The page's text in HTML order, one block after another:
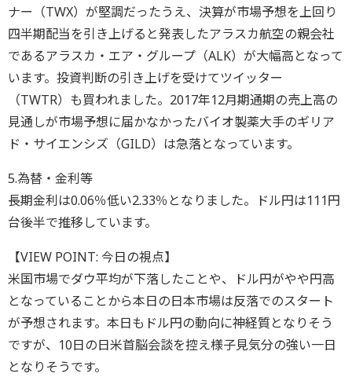
ナー（TWX）が堅調だったうえ、決算が市場予想を上回り
四半期配当を引き上げると発表したアラスカ航空の親会社
であるアラスカ・エア・グループ（ALK）が大幅高となって
います。投資判断の引き上げを受けてツイッター
（TWTR）も買われました。2017年12月期通期の売上高の
見通しが市場予想に届かなかったバイオ製薬大手のギリア
ド・サイエンシズ（GILD）は急落となっています。
5.為替・金利等
長期金利は0.06％低い2.33％となりました。ドル円は111円
台後半で推移しています。
【VIEW POINT: 今日の視点】
米国市場でダウ平均が下落したことや、ドル円がやや円高
となっていることから本日の日本市場は反落でのスタート
が予想されます。本日もドル円の動向に神経質となりそう
ですが、10日の日米首脳会談を控え様子見気分の強い一日
となりそうです。